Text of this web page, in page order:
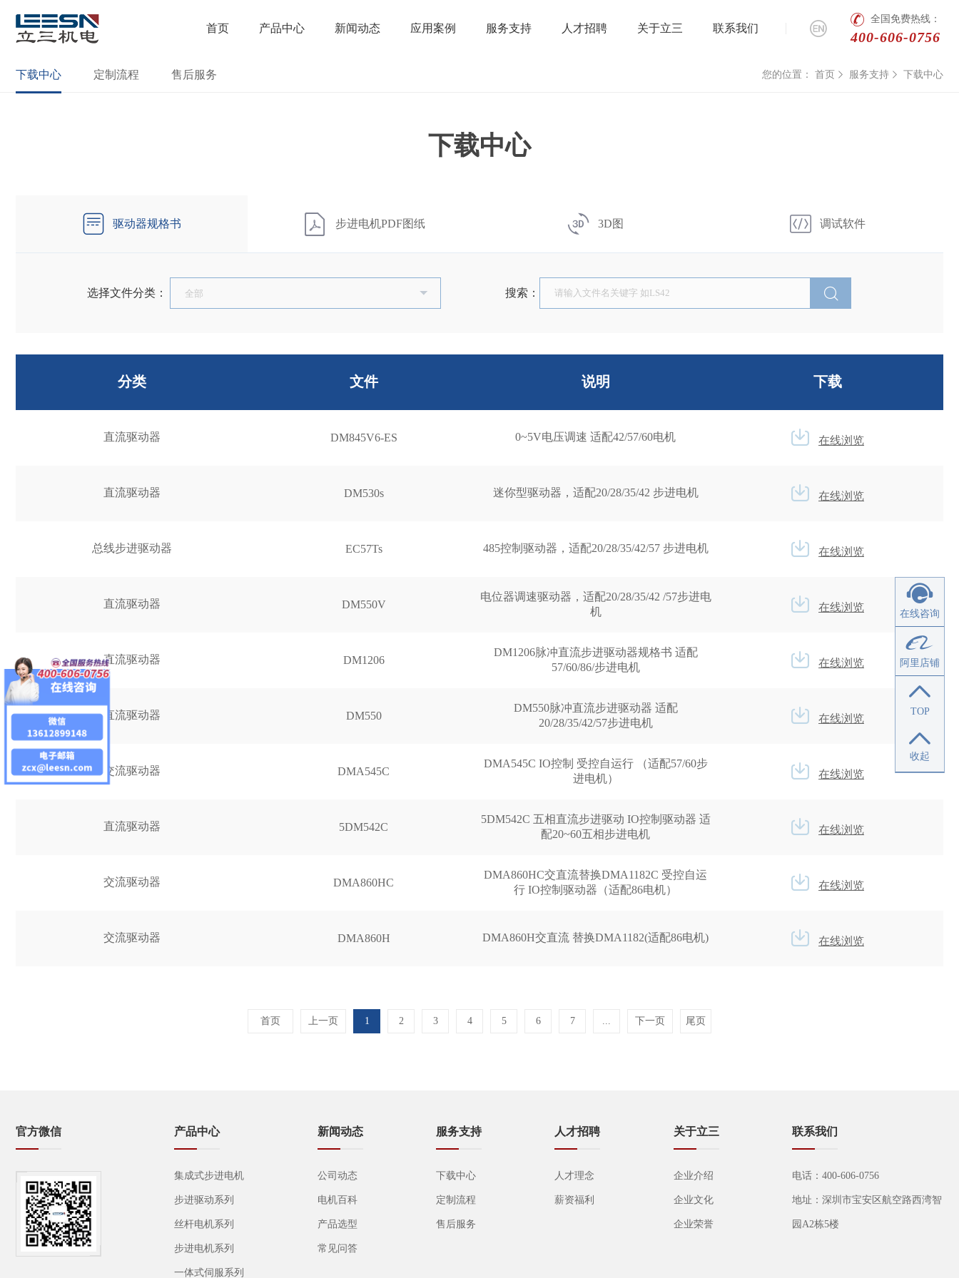
首页 产品中心 新闻动态 应用案例 服务支持 人才招聘 关于立三 联系我们
全国免费热线：
400-606-0756
下载中心 定制流程 售后服务 您的位置： 首页 服务支持 下载中心
下载中心
驱动器规格书 步进电机PDF图纸 3D图 调试软件
选择文件分类： 搜索：
分类 文件 说明 下载
直流驱动器 DM845V6-ES 0~5V电压调速 适配42/57/60电机 在线浏览
直流驱动器 DM530s 迷你型驱动器，适配20/28/35/42 步进电机 在线浏览
总线步进驱动器 EC57Ts 485控制驱动器，适配20/28/35/42/57 步进电机 在线浏览
直流驱动器 DM550V
电位器调速驱动器，适配20/28/35/42 /57步进电
机
在线浏览
直流驱动器 DM1206
DM1206脉冲直流步进驱动器规格书 适配
57/60/86/步进电机
在线浏览
直流驱动器 DM550
DM550脉冲直流步进驱动器 适配
20/28/35/42/57步进电机
在线浏览
交流驱动器 DMA545C
DMA545C IO控制 受控自运行 （适配57/60步
进电机）
在线浏览
直流驱动器 5DM542C
5DM542C 五相直流步进驱动 IO控制驱动器 适
配20~60五相步进电机
在线浏览
交流驱动器 DMA860HC
DMA860HC交直流替换DMA1182C 受控自运
行 IO控制驱动器（适配86电机）
在线浏览
交流驱动器 DMA860H DMA860H交直流 替换DMA1182(适配86电机) 在线浏览
首页 上一页 1 2 3 4 5 6 7 ... 下一页 尾页
在线咨询
阿里店铺
TOP
收起
官方微信 产品中心
集成式步进电机
步进驱动系列
丝杆电机系列
步进电机系列
一体式伺服系列
新闻动态
公司动态
电机百科
产品选型
常见问答
服务支持
下载中心
定制流程
售后服务
人才招聘
人才理念
薪资福利
关于立三
企业介绍
企业文化
企业荣誉
联系我们
电话：400-606-0756
地址：深圳市宝安区航空路西湾智
园A2栋5楼